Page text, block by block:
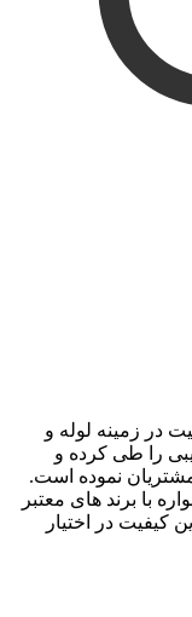
در زمینه لوله و
را طی کرده و
نموده است.
با برند های معتبر
کیفیت در اختیار